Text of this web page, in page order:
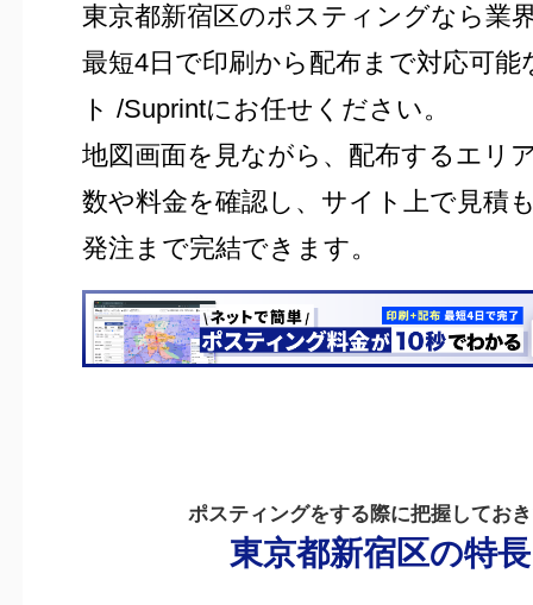
東京都新宿区のポスティングなら業
最短4日で印刷から配布まで対応可能
ト /Suprintにお任せください。
地図画面を見ながら、配布するエリ
数や料金を確認し、サイト上で見積
発注まで完結できます。
ポスティングをする際に把握してお
東京都新宿区の特長